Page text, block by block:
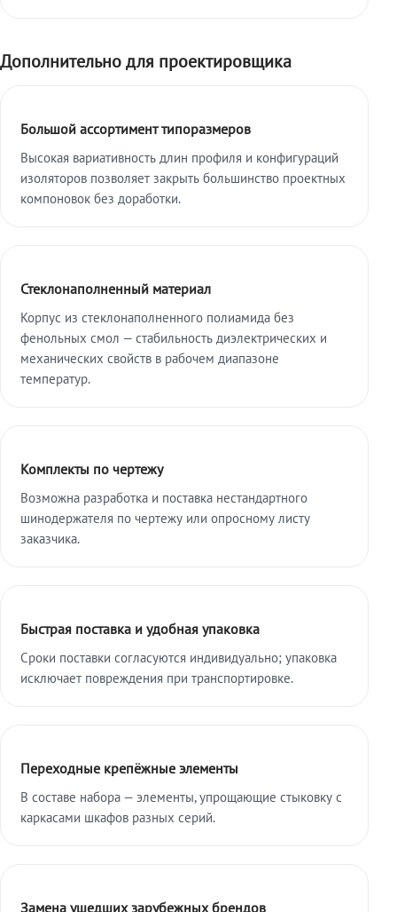
Дополнительно для проектировщика
Большой ассортимент типоразмеров
Высокая вариативность длин профиля и конфигураций
изоляторов позволяет закрыть большинство проектных
компоновок без доработки.
Стеклонаполненный материал
Корпус из стеклонаполненного полиамида без
фенольных смол — стабильность диэлектрических и
механических свойств в рабочем диапазоне
температур.
Комплекты по чертежу
Возможна разработка и поставка нестандартного
шинодержателя по чертежу или опросному листу
заказчика.
Быстрая поставка и удобная упаковка
Сроки поставки согласуются индивидуально; упаковка
исключает повреждения при транспортировке.
Переходные крепёжные элементы
В составе набора — элементы, упрощающие стыковку с
каркасами шкафов разных серий.
Замена ушедших зарубежных брендов